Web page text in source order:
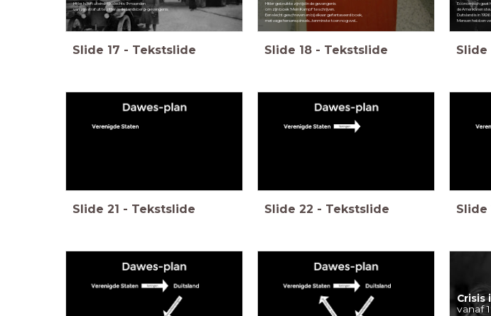
Hitler hoeft uiteindelijk slechts 9 maanden
van zijn straf uit te zitten in de Landsberg-gevangenis
Slide 17 - Tekstslide
Hitler gebruikte zijn tijd in de gevangenis
om zijn boek 'Mein Kampf' te schrijven.
Een slecht geschreven en bij elkaar gefantaseerd boek,
met vage hersenspinsels...tenminste: toen nog wel...
Slide 18 - Tekstslide
Economisch gaat
de Amerikanen
Duitsland is in
Mensen hebben
Slide
Slide 21 - Tekstslide Slide 22 - Tekstslide Slide
Crisis
vanaf